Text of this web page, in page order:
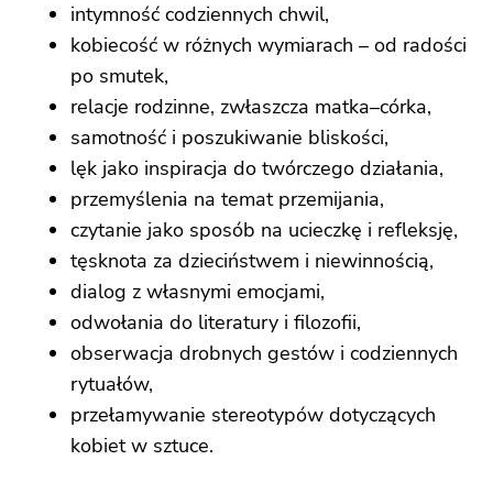
intymność codziennych chwil,
kobiecość w różnych wymiarach – od radości
po smutek,
relacje rodzinne, zwłaszcza matka–córka,
samotność i poszukiwanie bliskości,
lęk jako inspiracja do twórczego działania,
przemyślenia na temat przemijania,
czytanie jako sposób na ucieczkę i refleksję,
tęsknota za dzieciństwem i niewinnością,
dialog z własnymi emocjami,
odwołania do literatury i filozofii,
obserwacja drobnych gestów i codziennych
rytuałów,
przełamywanie stereotypów dotyczących
kobiet w sztuce.